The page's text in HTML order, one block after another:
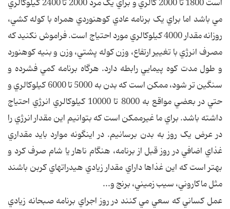
است 1800 تا 2000 کالري و براي يک مرد 2000 تا 2400 کيلوکالري
مي باشد اما براي يک برنامه عادي کوهنوردي همراه با کوله کشي،
روزانه مقدار 4000 کيلوکالري مورد احتياج است. فراموش نکنيد که
مصرف انرژي با تغيير ارتفاع، وزن کوله پشتي، وزن و بنيه کوهنورد
و طول مدت کوه پيمايي رابطه دارد. هرگاه برنامه کمي فشرده و
سنگين تر شود، ممکن است که بدن به 5000 تا 6000 کيلوکالري و
حتي در بعضي مواقع به 8000 تا 10000 کيلوکالري انرژي احتياج
داشته باشد. براي ما غيرممکن است که بتوانيم اين مقدار انرژي را
در عرض يک روز به بدن برسانيم. در اينگونه موارد بايد مقداري
غذاي اضافي در روز قبل از برنامه، هنگام ناهار يا شام صرف کرد و
بهتر است که اين غذاها داراي مقدار زيادي هيدراتهاي کربن باشند
مثل ماکاروني، سيب زميني، برنج و...
عمل کساني که سعي مي کنند در روز اجراي برنامه صبحانه زيادي